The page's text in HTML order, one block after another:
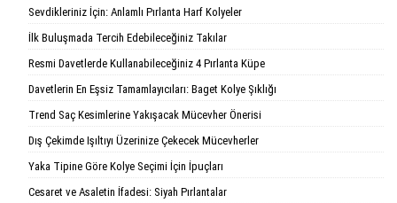
Sevdikleriniz İçin: Anlamlı Pırlanta Harf Kolyeler
İlk Buluşmada Tercih Edebileceğiniz Takılar
Resmi Davetlerde Kullanabileceğiniz 4 Pırlanta Küpe
Davetlerin En Eşsiz Tamamlayıcıları: Baget Kolye Şıklığı
Trend Saç Kesimlerine Yakışacak Mücevher Önerisi
Dış Çekimde Işıltıyı Üzerinize Çekecek Mücevherler
Yaka Tipine Göre Kolye Seçimi İçin İpuçları
Cesaret ve Asaletin İfadesi: Siyah Pırlantalar